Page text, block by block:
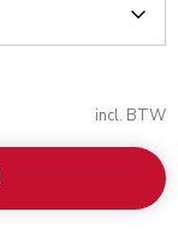
incl. BTW